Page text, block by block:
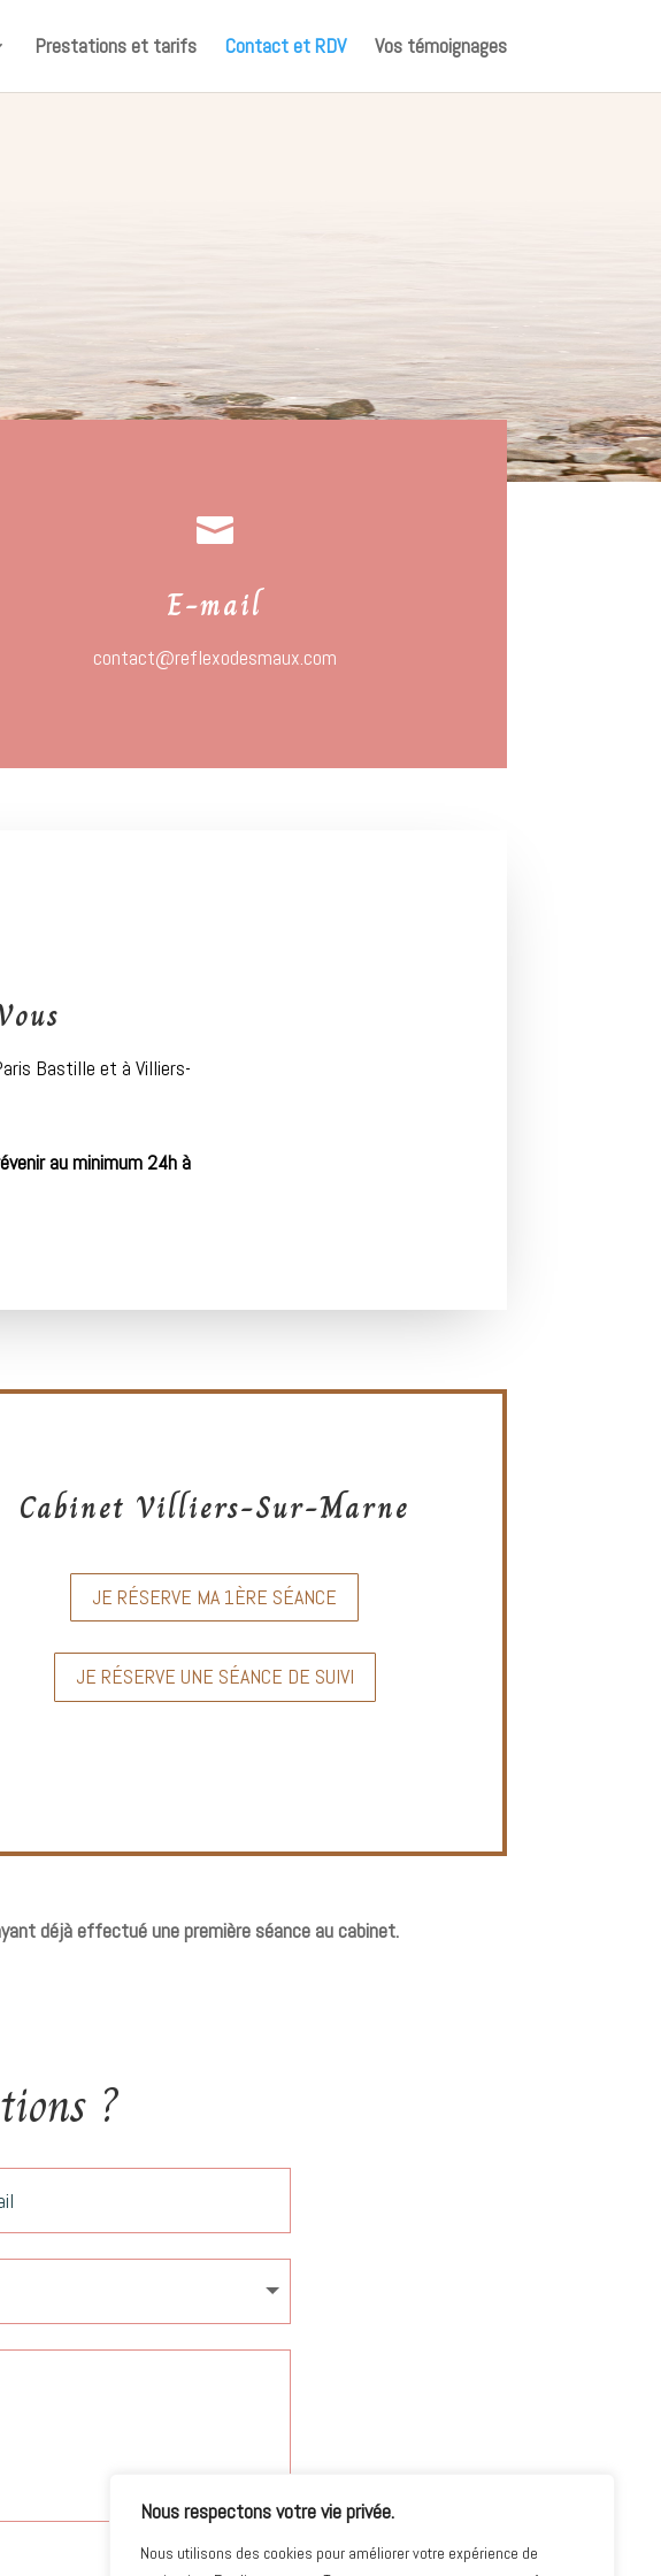
Nous respectons votre vie privée.
Nous utilisons des cookies pour améliorer votre expérience de
Prestations et tarifs Contact et RDV Vos témoignages

E-mail
contact@reflexodesmaux.com
Bastille et à Villiers-
au minimum 24h à
Cabinet Villiers-Sur-Marne
JE RÉSERVE MA 1ÈRE SÉANCE
JE RÉSERVE UNE SÉANCE DE SUIVI
déjà effectué une première séance au cabinet.
?